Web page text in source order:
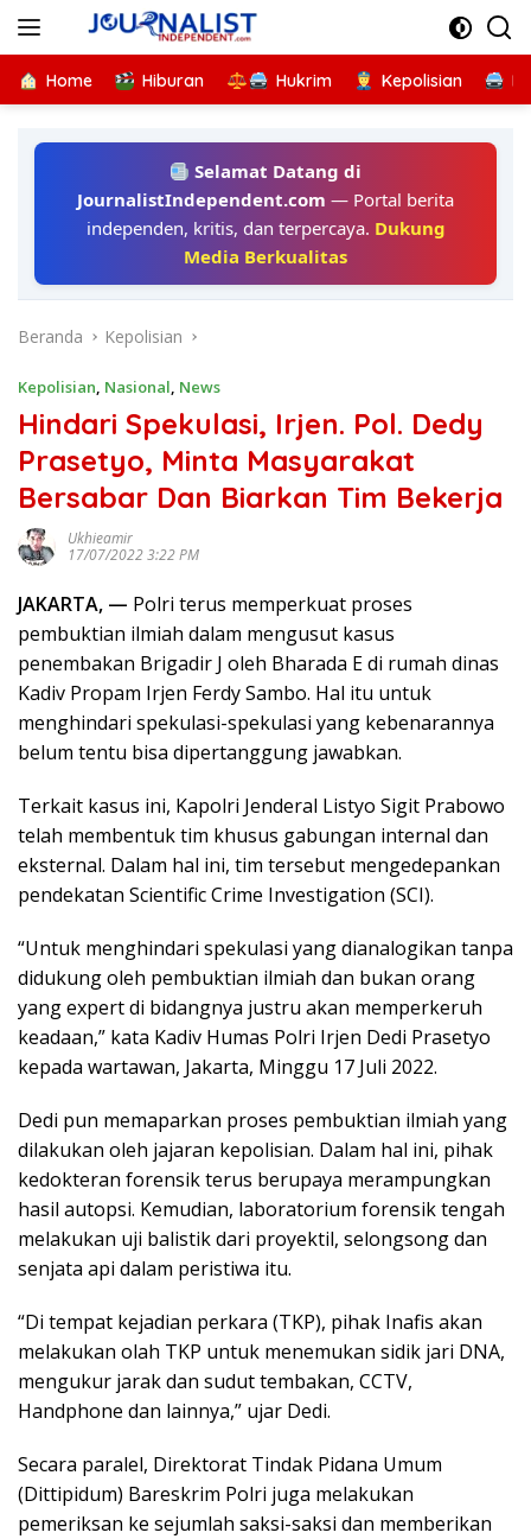
Home Hiburan Hukrim Kepolisian
Selamat Datang di
JournalistIndependent.com — Portal berita
independen, kritis, dan terpercaya. Dukung
Media Berkualitas
Beranda Kepolisian
Kepolisian, Nasional, News
Hindari Spekulasi, Irjen. Pol. Dedy
Prasetyo, Minta Masyarakat
Bersabar Dan Biarkan Tim Bekerja
Ukhieamir
17/07/2022 3:22 PM
JAKARTA, — Polri terus memperkuat proses
pembuktian ilmiah dalam mengusut kasus
penembakan Brigadir J oleh Bharada E di rumah dinas
Kadiv Propam Irjen Ferdy Sambo. Hal itu untuk
menghindari spekulasi-spekulasi yang kebenarannya
belum tentu bisa dipertanggung jawabkan.
Terkait kasus ini, Kapolri Jenderal Listyo Sigit Prabowo
telah membentuk tim khusus gabungan internal dan
eksternal. Dalam hal ini, tim tersebut mengedepankan
pendekatan Scientific Crime Investigation (SCI).
“Untuk menghindari spekulasi yang dianalogikan tanpa
didukung oleh pembuktian ilmiah dan bukan orang
yang expert di bidangnya justru akan memperkeruh
keadaan,” kata Kadiv Humas Polri Irjen Dedi Prasetyo
kepada wartawan, Jakarta, Minggu 17 Juli 2022.
Dedi pun memaparkan proses pembuktian ilmiah yang
dilakukan oleh jajaran kepolisian. Dalam hal ini, pihak
kedokteran forensik terus berupaya merampungkan
hasil autopsi. Kemudian, laboratorium forensik tengah
melakukan uji balistik dari proyektil, selongsong dan
senjata api dalam peristiwa itu.
“Di tempat kejadian perkara (TKP), pihak Inafis akan
melakukan olah TKP untuk menemukan sidik jari DNA,
mengukur jarak dan sudut tembakan, CCTV,
Handphone dan lainnya,” ujar Dedi.
Secara paralel, Direktorat Tindak Pidana Umum
(Dittipidum) Bareskrim Polri juga melakukan
pemeriksan ke sejumlah saksi-saksi dan memberikan